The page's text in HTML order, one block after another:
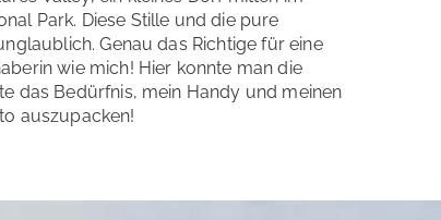
Park. Diese Stille und die pure
Genau das Richtige für eine
wie mich! Hier konnte man die
das Bedürfnis, mein Handy und meinen
auszupacken!